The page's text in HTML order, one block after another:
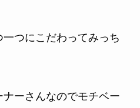
一つにこだわってみっち
ーさんなのでモチベー